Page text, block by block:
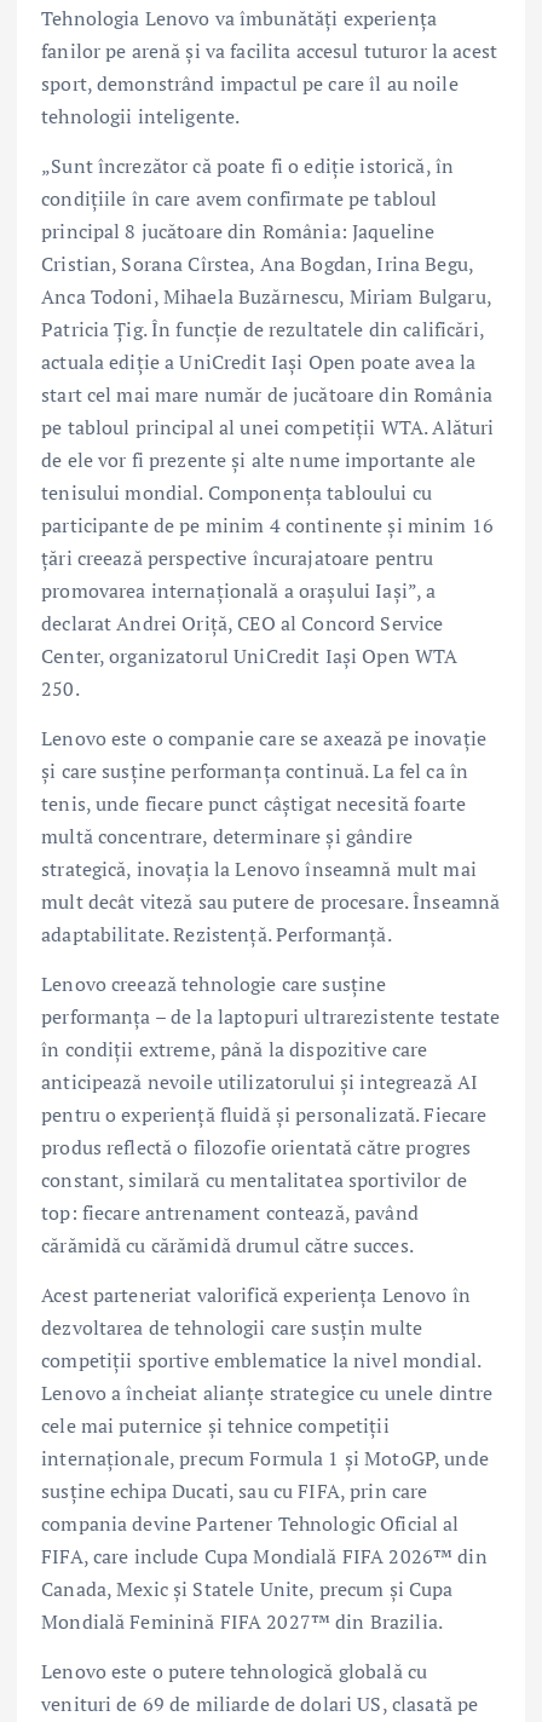
Tehnologia Lenovo va îmbunătăți experiența
fanilor pe arenă și va facilita accesul tuturor la acest
sport, demonstrând impactul pe care îl au noile
tehnologii inteligente.
„Sunt încrezător că poate fi o ediție istorică, în
condițiile în care avem confirmate pe tabloul
principal 8 jucătoare din România: Jaqueline
Cristian, Sorana Cîrstea, Ana Bogdan, Irina Begu,
Anca Todoni, Mihaela Buzărnescu, Miriam Bulgaru,
Patricia Țig. În funcție de rezultatele din calificări,
actuala ediție a UniCredit Iași Open poate avea la
start cel mai mare număr de jucătoare din România
pe tabloul principal al unei competiții WTA. Alături
de ele vor fi prezente și alte nume importante ale
tenisului mondial. Componența tabloului cu
participante de pe minim 4 continente și minim 16
țări creează perspective încurajatoare pentru
promovarea internațională a orașului Iași”, a
declarat Andrei Oriță, CEO al Concord Service
Center, organizatorul UniCredit Iași Open WTA
250.
Lenovo este o companie care se axează pe inovație
și care susține performanța continuă. La fel ca în
tenis, unde fiecare punct câștigat necesită foarte
multă concentrare, determinare și gândire
strategică, inovația la Lenovo înseamnă mult mai
mult decât viteză sau putere de procesare. Înseamnă
adaptabilitate. Rezistență. Performanță.
Lenovo creează tehnologie care susține
performanța – de la laptopuri ultrarezistente testate
în condiții extreme, până la dispozitive care
anticipează nevoile utilizatorului și integrează AI
pentru o experiență fluidă și personalizată. Fiecare
produs reflectă o filozofie orientată către progres
constant, similară cu mentalitatea sportivilor de
top: fiecare antrenament contează, pavând
cărămidă cu cărămidă drumul către succes.
Acest parteneriat valorifică experiența Lenovo în
dezvoltarea de tehnologii care susțin multe
competiții sportive emblematice la nivel mondial.
Lenovo a încheiat alianțe strategice cu unele dintre
cele mai puternice și tehnice competiții
internaționale, precum Formula 1 și MotoGP, unde
susține echipa Ducati, sau cu FIFA, prin care
compania devine Partener Tehnologic Oficial al
FIFA, care include Cupa Mondială FIFA 2026™ din
Canada, Mexic și Statele Unite, precum și Cupa
Mondială Feminină FIFA 2027™ din Brazilia.
Lenovo este o putere tehnologică globală cu
venituri de 69 de miliarde de dolari US, clasată pe